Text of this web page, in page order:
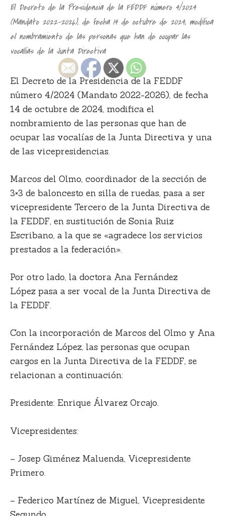
El Decreto de la Presidencia de la FEDDF número 4/2024
(Mandato 2022-2026), de fecha 14 de octubre de 2024, modifica
el nombramiento de las personas que han de ocupar las
vocalías de la Junta Directiva
El Decreto de la Presidencia de la FEDDF
número 4/2024 (Mandato 2022-2026), de fecha
14 de octubre de 2024, modifica el
nombramiento de las personas que han de
ocupar las vocalías de la Junta Directiva y una
de las vicepresidencias.
Marcos del Olmo, coordinador de la sección de
3×3 de baloncesto en silla de ruedas, pasa a ser
vicepresidente Tercero de la Junta Directiva de
la FEDDF, en sustitución de Sonia Ruiz
Escribano, a la que se «agradece los servicios
prestados a la federación».
Por otro lado, la doctora Ana Fernández
López pasa a ser vocal de la Junta Directiva de
la FEDDF.
Con la incorporación de Marcos del Olmo y Ana
Fernández López, las personas que ocupan
cargos en la Junta Directiva de la FEDDF, se
relacionan a continuación:
Presidente: Enrique Álvarez Orcajo.
Vicepresidentes:
– Josep Giménez Maluenda, Vicepresidente
Primero.
– Federico Martínez de Miguel, Vicepresidente